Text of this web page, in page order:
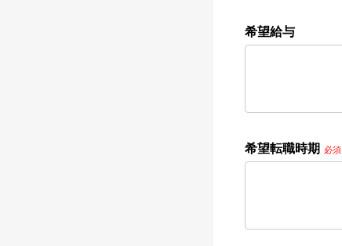
希望給与
希望転職時期 必須